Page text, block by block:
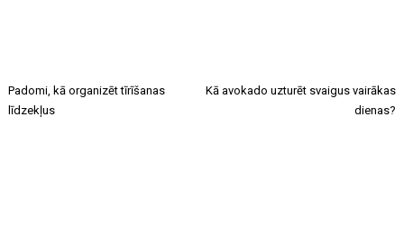
Padomi, kā organizēt tīrīšanas
līdzekļus
Kā avokado uzturēt svaigus vairākas
dienas?